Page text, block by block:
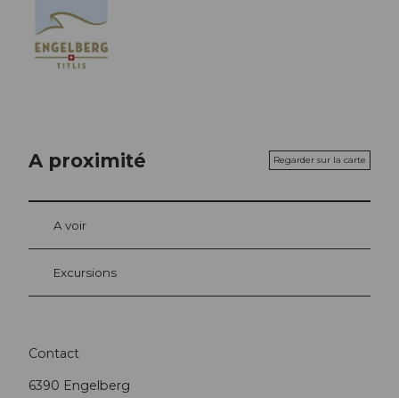
A proximité Regarder sur la carte
A voir
Excursions
Contact
6390 Engelberg